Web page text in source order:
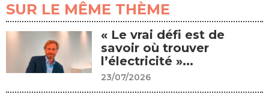
SUR LE MÊME THÈME
« Le vrai défi est de
savoir où trouver
l’électricité »...
23/07/2026